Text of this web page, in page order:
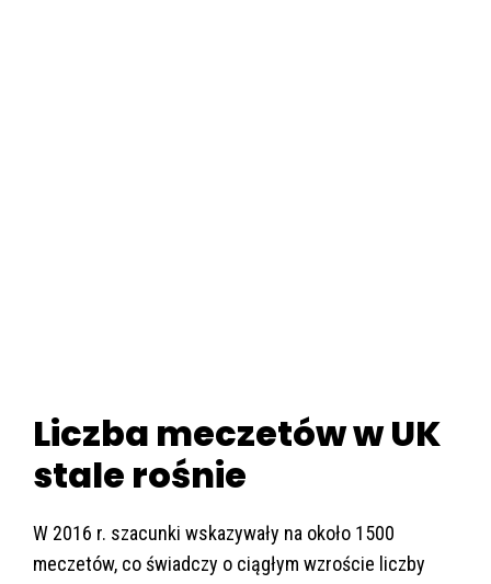
Liczba meczetów w UK
stale rośnie
W 2016 r. szacunki wskazywały na około 1500
meczetów, co świadczy o ciągłym wzroście liczby